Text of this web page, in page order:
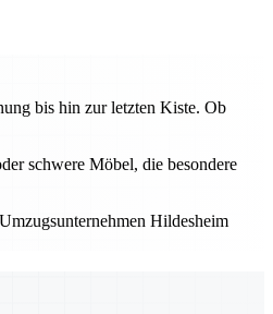
bis hin zur letzten Kiste. Ob
schwere Möbel, die besondere
Hildesheim